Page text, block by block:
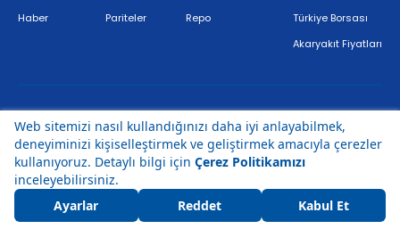
Haber
Pariteler
Repo
Türkiye Borsası
Akaryakıt Fiyatları
Bir markasıdır.